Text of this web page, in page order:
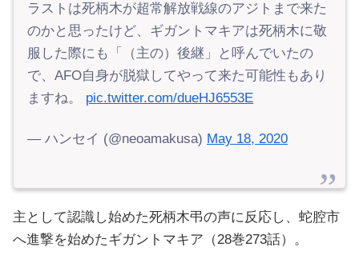
ラストは死柄木が超常解放戦線のアジトまで来た
のかと思ったけど、ギガントマキアは死柄木に敬
服した際にも「（主の）後継」と呼んでいたの
で、AFO自身が脱獄してやって来た可能性もあり
ますね。 pic.twitter.com/dueHJ6553E
— ハンセイ (@neoamakusa) May 18, 2020
主として認識し始めた死柄木弔の声に反応し、蛇腔市
へ進撃を始めたギガントマキア（28巻273話）。